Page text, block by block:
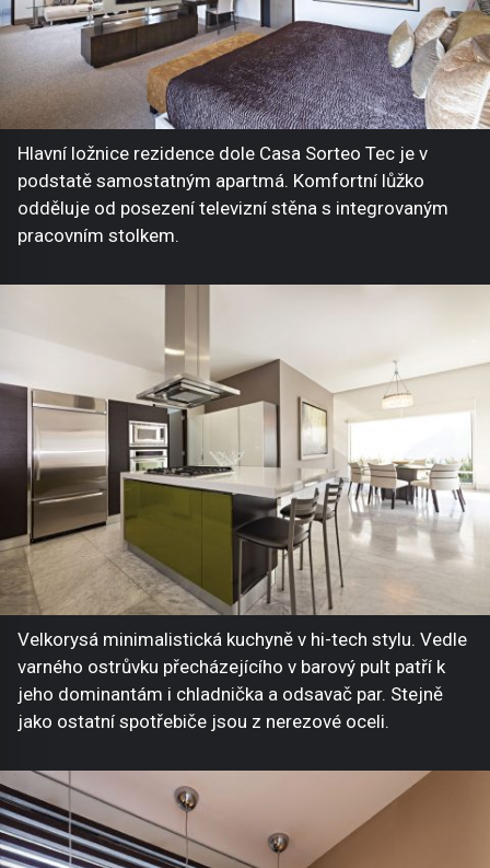
Hlavní ložnice rezidence dole Casa Sorteo Tec je v
podstatě samostatným apartmá. Komfortní lůžko
odděluje od posezení televizní stěna s integrovaným
pracovním stolkem.
Velkorysá minimalistická kuchyně v hi-tech stylu. Vedle
varného ostrůvku přecházejícího v barový pult patří k
jeho dominantám i chladnička a odsavač par. Stejně
jako ostatní spotřebiče jsou z nerezové oceli.